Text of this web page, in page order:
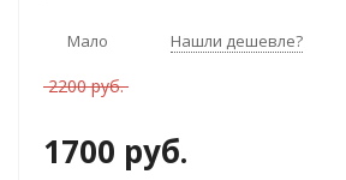
Мало Нашли дешевле?
2200 руб.
1700 руб.